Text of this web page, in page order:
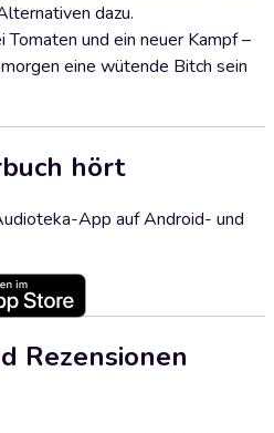
dazu.
und ein neuer Kampf –
eine wütende Bitch sein
hört
App auf Android- und
Rezensionen